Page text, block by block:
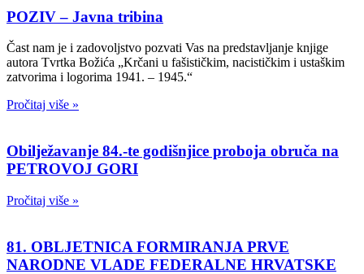
POZIV – Javna tribina
Čast nam je i zadovoljstvo pozvati Vas na predstavljanje knjige
autora Tvrtka Božića „Krčani u fašističkim, nacističkim i ustaškim
zatvorima i logorima 1941. – 1945.“
Pročitaj više »
Obilježavanje 84.-te godišnjice proboja obruča na
PETROVOJ GORI
Pročitaj više »
81. OBLJETNICA FORMIRANJA PRVE
NARODNE VLADE FEDERALNE HRVATSKE